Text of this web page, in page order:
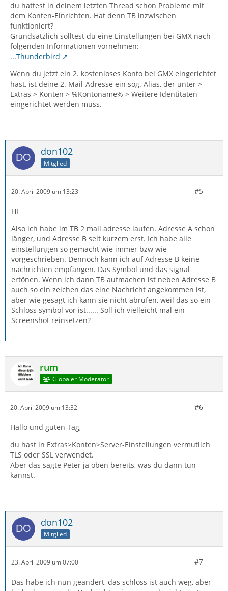
du hattest in deinem letzten Thread schon Probleme mit
dem Konten-Einrichten. Hat denn TB inzwischen
funktioniert?
Grundsätzlich solltest du eine Einstellungen bei GMX nach
folgenden Informationen vornehmen:
...Thunderbird
Wenn du jetzt ein 2. kostenloses Konto bei GMX eingerichtet
hast, ist deine 2. Mail-Adresse ein sog. Alias, der unter >
Extras > Konten > %Kontoname% > Weitere Identitäten
eingerichtet werden muss.
don102
Mitglied
20. April 2009 um 13:23 #5
HI
Also ich habe im TB 2 mail adresse laufen. Adresse A schon
länger, und Adresse B seit kurzem erst. Ich habe alle
einstellungen so gemacht wie immer bzw wie
vorgeschrieben. Dennoch kann ich auf Adresse B keine
nachrichten empfangen. Das Symbol und das signal
ertönen. Wenn ich dann TB aufmachen ist neben Adresse B
auch so ein zeichen das eine Nachricht angekommen ist,
aber wie gesagt ich kann sie nicht abrufen, weil das so ein
Schloss symbol vor ist...... Soll ich vielleicht mal ein
Screenshot reinsetzen?
rum
Globaler Moderator
20. April 2009 um 13:32 #6
Hallo und guten Tag,
du hast in Extras>Konten>Server-Einstellungen vermutlich
TLS oder SSL verwendet.
Aber das sagte Peter ja oben bereits, was du dann tun
kannst.
don102
Mitglied
23. April 2009 um 07:00 #7
Das habe ich nun geändert, das schloss ist auch weg, aber